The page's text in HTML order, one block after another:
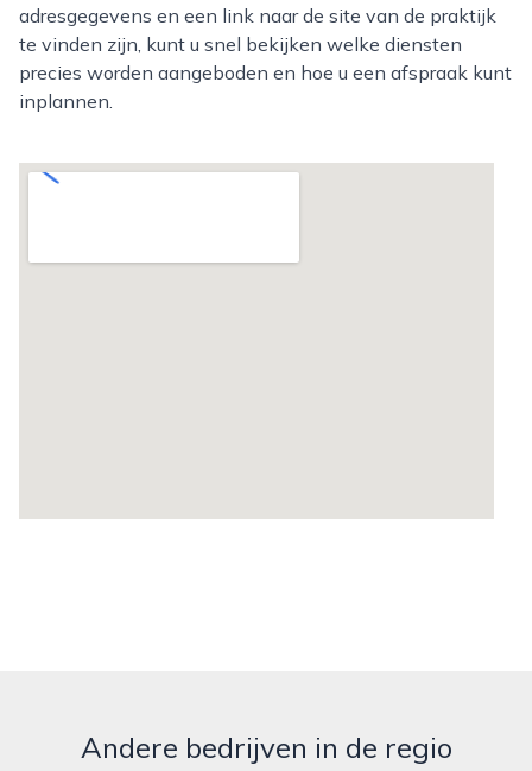
adresgegevens en een link naar de site van de praktijk
te vinden zijn, kunt u snel bekijken welke diensten
precies worden aangeboden en hoe u een afspraak kunt
inplannen.
Andere bedrijven in de regio